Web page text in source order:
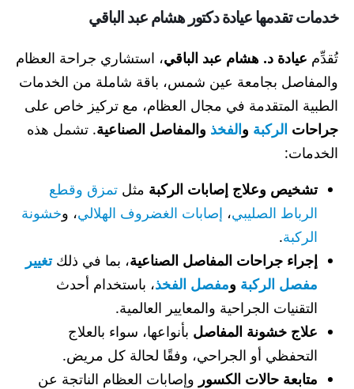
خدمات تقدمها عيادة دكتور هشام عبد الباقي
تُقدِّم عيادة د. هشام عبد الباقي، استشاري جراحة العظام
والمفاصل بجامعة عين شمس، باقة شاملة من الخدمات
الطبية المتقدمة في مجال العظام، مع تركيز خاص على
جراحات الركبة والفخذ والمفاصل الصناعية. تشمل هذه
الخدمات:
تشخيص وعلاج إصابات الركبة مثلتمزق وقطع
الرباط الصليبي، إصابات الغضروف الهلالي، وخشونة
الركبة.
إجراء جراحات المفاصل الصناعية، بما في ذلكتغيير
مفصل الركبة ومفصل الفخذ، باستخدام أحدث
التقنيات الجراحية والمعايير العالمية.
علاج خشونة المفاصل بأنواعها، سواء بالعلاج
التحفظي أو الجراحي، وفقًا لحالة كل مريض.
متابعة حالات الكسور وإصابات العظام الناتجة عن